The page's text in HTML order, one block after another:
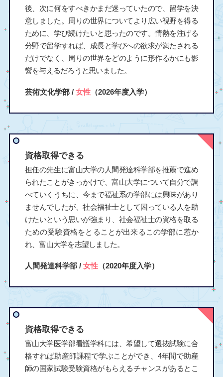
後、次に何をすべきかまだ迷っていたので、留学を決
意しました。周りの世界についてより広い視野を得る
ために、学び続けたいと思ったのです。情熱を注げる
分野で留学すれば、成長と学びへの欲求が満たされる
だけでなく、周りの世界をどのように形作るかにも影
響を与えるだろうと思いました。
芸術文化学部 / 女性（2026年度入学）
資格取得できる
担任の先生に富山大学の人間発達科学部を推薦で進め
られたことがきっかけで、富山大学について自分で調
べていくうちに、今まで福祉系の学部には興味があり
ませんでしたが、社会福祉士として困っている人を助
けたいという思いが強まり、社会福祉士の資格を取る
ための受験資格をとることが出来るこの学部に惹か
れ、富山大学を志望しました。
人間発達科学部 / 女性（2020年度入学）
資格取得できる
富山大学医学部看護学科には、希望して選抜試験に合
格すれば助産師課程で学ぶことができ、4年間で助産
師の国家試験受験資格がもらえるチャンスがあるとこ